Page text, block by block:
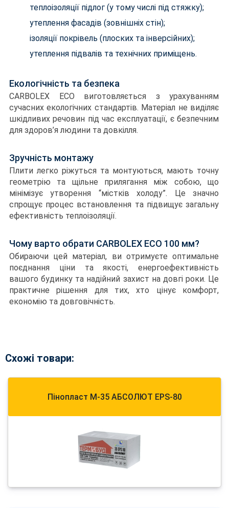
теплоізоляції підлог (у тому числі під стяжку);
утеплення фасадів (зовнішніх стін);
ізоляції покрівель (плоских та інверсійних);
утеплення підвалів та технічних приміщень.
Екологічність та безпека
CARBOLEX ECO виготовляється з урахуванням
сучасних екологічних стандартів. Матеріал не виділяє
шкідливих речовин під час експлуатації, є безпечним
для здоров’я людини та довкілля.
Зручність монтажу
Плити легко ріжуться та монтуються, мають точну
геометрію та щільне прилягання між собою, що
мінімізує утворення “містків холоду”. Це значно
спрощує процес встановлення та підвищує загальну
ефективність теплоізоляції.
Чому варто обрати CARBOLEX ECO 100 мм?
Обираючи цей матеріал, ви отримуєте оптимальне
поєднання ціни та якості, енергоефективність
вашого будинку та надійний захист на довгі роки. Це
практичне рішення для тих, хто цінує комфорт,
економію та довговічність.
Схожі товари:
Пінопласт М-35 АБСОЛЮТ EPS-80